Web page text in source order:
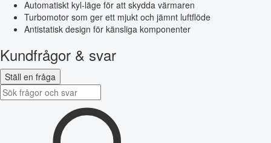
Automatiskt kyl-läge för att skydda värmaren
Turbomotor som ger ett mjukt och jämnt luftflöde
Antistatisk design för känsliga komponenter
Kundfrågor & svar
Ställ en fråga